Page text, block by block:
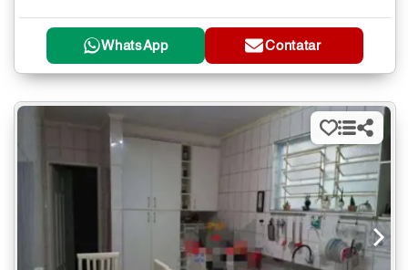
WhatsApp Contatar